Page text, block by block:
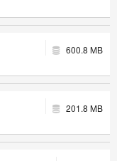
600.8 MB
201.8 MB